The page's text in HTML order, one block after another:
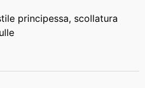
principessa, scollatura